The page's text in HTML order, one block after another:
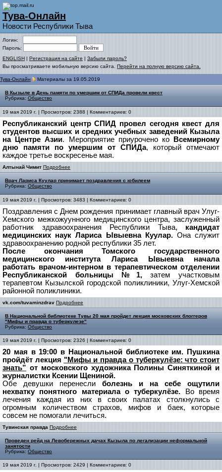
Тува-Онлайн
Новости Республики Тыва
Логин:
Пароль:
ENGLISH | Регистрация на сайте | Забыли пароль?
Вы просматриваете мобильную версию сайта. Перейти на полную версию сайта.
Тува-Онлайн Материалы за 19.05.2019
В Кызыле в День памяти по умершим от СПИДа провели квест
Рубрика: Общество
19 мая 2019 г. | Просмотров: 2388 | Комментариев: 0
Республиканский центр СПИД провел сегодня квест для
студентов высших и средних учебных заведений Кызыла
на Центре Азии. Мероприятие приурочено ко
Всемирному
дню памяти по умершим от СПИДа, который отмечают
каждое третье воскресенье мая.
Алтынай Чимит Подробнее
Врач Лариса Куулар принимает поздравления с юбилеем
Рубрика: Общество
19 мая 2019 г. | Просмотров: 3483 | Комментариев: 0
Поздравления с Днем рождения принимает главный врач Улуг-
Хемского межкожуунного медицинского центра, заслуженный
работник здравоохранения Республики Тыва, кандидат
медицинских наук Лариса Ывыевна Куулар. Она служит
здравоохранению родной республики 35 лет.
После окончания Томского государственного
медицинского института Лариса Ывыевна начала
работать врачом-интерном в терапевтическом отделении
Республиканской больницы №1,затем участковым
терапевтом Кызылской городской поликлиники, Улуг-Хемской
районной поликлиники.
vk.com/tuvaminzdrav Подробнее
В Национальной библиотеке Тувы 20 мая пройдет лекция московских блоггеров
"Мифы и правда о туберкулезе"
Рубрика: Общество
19 мая 2019 г. | Просмотров: 2326 | Комментариев: 0
20 мая в 19:00 в Национальной библиотеке им. Пушкина
пройдёт лекция "Мифы и правда о туберкулёзе: что стоит
знать” от московского художника Полины Синяткиной и
журналистки Ксении Щениной.
Обе девушки перенесли болезнь и на себе ощутили
нехватку понятного материала о туберкулёзе.
Во время
лечения каждая из них в своих палатах столкнулись с
огромным количеством страхов, мифов и баек, которые
совсем не помогали лечиться.
Тувинская правда Подробнее
Проведен рейд на Левобережных дачах Кызыла по легализации неформальной
занятости
Рубрика: Общество
19 мая 2019 г. | Просмотров: 2429 | Комментариев: 0